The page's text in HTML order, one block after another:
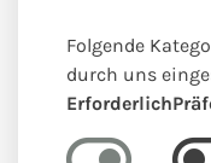
Folgende
durch uns
Erforderlich